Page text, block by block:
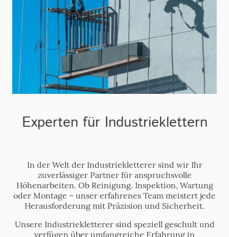
Experten für Industrieklettern
In der Welt der Industriekletterer sind wir Ihr
zuverlässiger Partner für anspruchsvolle
Höhenarbeiten. Ob Reinigung. Inspektion, Wartung
oder Montage – unser erfahrenes Team meistert jede
Herausforderung mit Präzision und Sicherheit.
Unsere Industriekletterer sind speziell geschult und
verfügen über umfangreiche Erfahrung in